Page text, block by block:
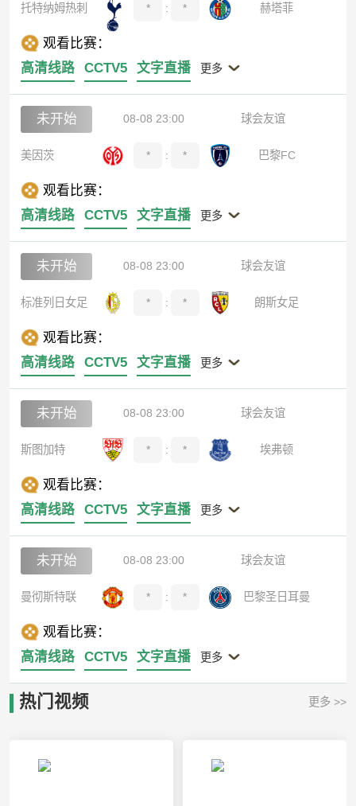
托特纳姆热刺 * : * 赫塔菲
观看比赛：
高清线路
CCTV5 文字直播 更多
未开始 08-08 23:00 球会友谊
美因茨 * : * 巴黎FC
观看比赛：
高清线路
CCTV5 文字直播 更多
未开始 08-08 23:00 球会友谊
标准列日女足 * : * 朗斯女足
观看比赛：
高清线路
CCTV5 文字直播 更多
未开始 08-08 23:00 球会友谊
斯图加特 * : * 埃弗顿
观看比赛：
高清线路
CCTV5 文字直播 更多
未开始 08-08 23:00 球会友谊
曼彻斯特联 * : * 巴黎圣日耳曼
观看比赛：
高清线路
CCTV5 文字直播 更多
热门视频 更多 >>